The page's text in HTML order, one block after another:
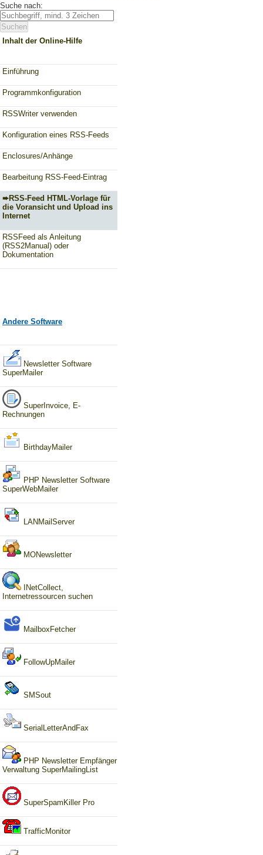
Suche nach:
Inhalt der Online-Hilfe
Einführung
Programmkonfiguration
RSSWriter verwenden
Konfiguration eines RSS-Feeds
Enclosures/Anhänge
Bearbeitung RSS-Feed-Eintrag
RSS-Feed HTML-Vorlage für
die Voransicht und Upload ins
Internet
RSSFeed als Anleitung
(RSS2Manual) oder
Dokumentation
Andere Software
Newsletter Software
SuperMailer
SuperInvoice, E-
Rechnungen
BirthdayMailer
PHP Newsletter Software
SuperWebMailer
LANMailServer
MONewsletter
INetCollect,
Internetressourcen suchen
MailboxFetcher
FollowUpMailer
SMSout
SerialLetterAndFax
PHP Newsletter Empfänger
Verwaltung SuperMailingList
SuperSpamKiller Pro
TrafficMonitor